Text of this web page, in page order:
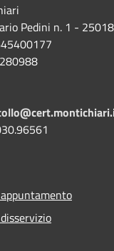
Pedini n. 1 -